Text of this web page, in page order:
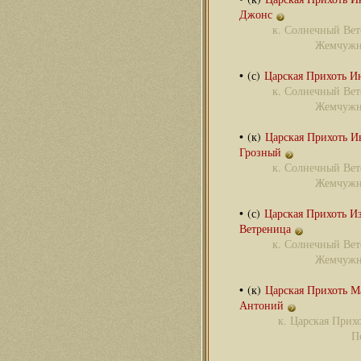
Джонс
к. Солнечный
• (с) Царская Прихоть
к. Солнечный
• (к) Царская Прихоть
Грозный
к. Солнечный
• (с) Царская Прихоть
Ветреница
к. Солнечный
• (к) Царская Прихоть
Антоний
к. Царская